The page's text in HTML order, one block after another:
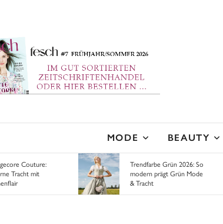
MODE BEAUTY
Couture:
Tracht mit
Trendfarbe Grün 2026: So
modern prägt Grün Mode
& Tracht